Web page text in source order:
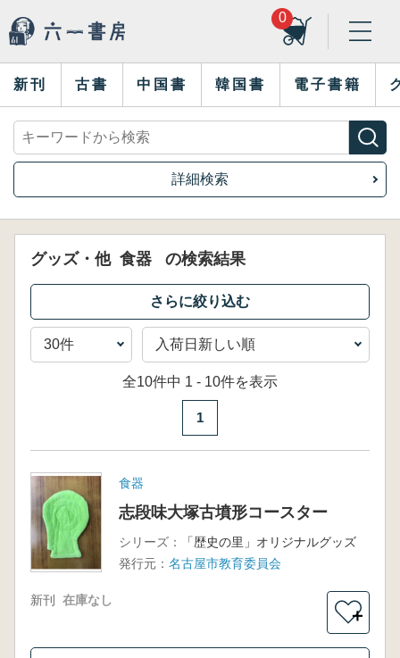
0
新刊 古書 中国書 韓国書 電子書籍
詳細検索
グッズ・他 食器 の検索結果
全10件中 1 - 10件を表示
1
食器
志段味大塚古墳形コースター
シリーズ：
「歴史の里」オリジナルグッズ
発行元： 名古屋市教育委員会
新刊 在庫なし
＋